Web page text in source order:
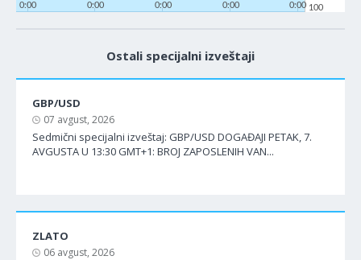
0:00
0:00
0:00
0:00
0:00 100
Ostali specijalni izveštaji
GBP/USD
07 avgust, 2026
Sedmični specijalni izveštaj: GBP/USD DOGAĐAJI PETAK, 7.
AVGUSTA U 13:30 GMT+1: BROJ ZAPOSLENIH VAN...
ZLATO
06 avgust, 2026